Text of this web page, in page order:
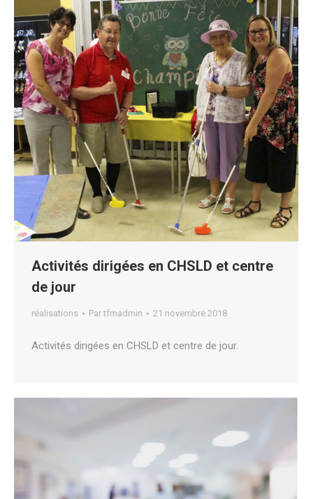
Activités dirigées en CHSLD et centre
de jour
réalisations Partfmadmin 21 novembre 2018
Activités dirigées en CHSLD et centre de jour.